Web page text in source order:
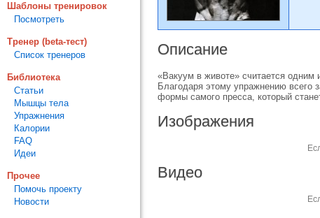
Описание
«Вакуум в животе» считается
Благодаря этому упражнению
формы самого пресса, который
Изображения
Видео
Шаблоны тренировок
Посмотреть
Тренер (beta-тест)
Список тренеров
Библиотека
Статьи
Мышцы тела
Упражнения
Калории
FAQ
Идеи
Прочее
Помочь проекту
Новости